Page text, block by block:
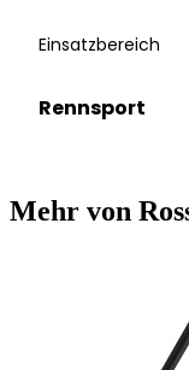
Einsatzbereich
Rennsport
Mehr von